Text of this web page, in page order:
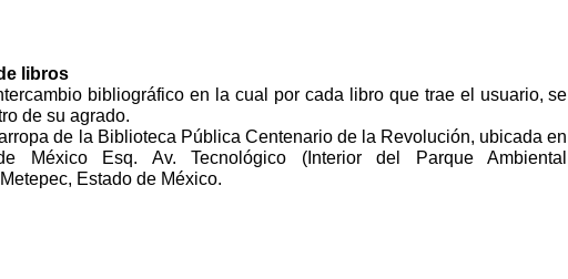
libros
bibliográfico en la cual por cada libro que trae el usuario, se
de su agrado.
de la Biblioteca Pública Centenario de la Revolución, ubicada en
México Esq. Av. Tecnológico (Interior del Parque Ambiental
Estado de México.